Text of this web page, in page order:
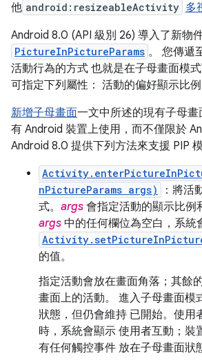
他 android:resizeableActivity 多
Android 8.0 (API 級別 26) 導入了新物
PictureInPictureParams 。 您傳遞
活動行為的方式 也就是在子母畫面模
可指定下列屬性： 活動的偏好顯示比例
新增子母畫面一文中所述的現有子母
有 Android 裝置上使用，而不僅限於
Android 8.0 提供下列方法來支援 PIP 模
nPictureParams args)
：將活
式。 args 會指定活動的顯示比例
args 中的任何欄位為空白，系統
的值。
指定活動會放在畫面角落；其餘
畫面上的活動。 進入子母畫面模
狀態，但仍會維持 已開始。使用
時，系統會顯示 使用者互動；裝
有任何觸控事件 放在子母畫面狀